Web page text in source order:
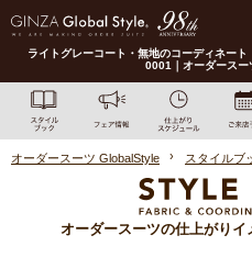
ライトグレーコート・無地のコーディネー
0001｜オーダース
オーダースーツ GlobalStyle スタイルブ
オーダースーツの仕上がり